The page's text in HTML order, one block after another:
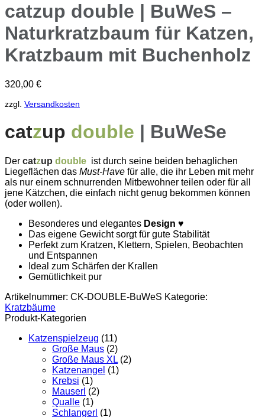
catzup double | BuWeS –
Naturkratzbaum für Katzen,
Kratzbaum mit Buchenholz
320,00 €
zzgl. Versandkosten
catzup double | BuWeSe
Der catzup double ist durch seine beiden behaglichen
Liegeflächen das Must-Have für alle, die ihr Leben mit mehr
als nur einem schnurrenden Mitbewohner teilen oder für all
jene Kätzchen, die einfach nicht genug bekommen können
(oder wollen).
Besonderes und elegantes Design ♥
Das eigene Gewicht sorgt für gute Stabilität
Perfekt zum Kratzen, Klettern, Spielen, Beobachten
und Entspannen
Ideal zum Schärfen der Krallen
Gemütlichkeit pur
Artikelnummer: CK-DOUBLE-BuWeS Kategorie:
Kratzbäume
Produkt-Kategorien
Katzenspielzeug (11)
Große Maus (2)
Große Maus XL (2)
Katzenangel (1)
Krebsi (1)
Mauserl (2)
Qualle (1)
Schlangerl (1)